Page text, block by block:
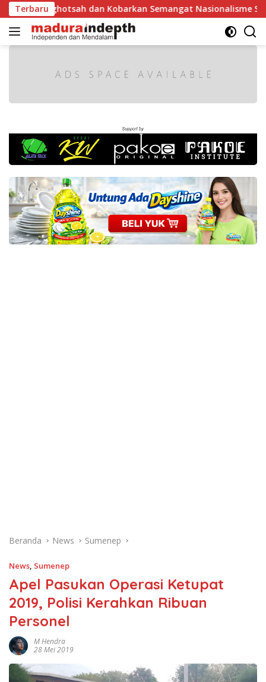
Langsung
ke
konten
Terbarudan Kobarkan Semangat Nasionalisme Siswa
Beranda News Sumenep
News, Sumenep
Apel Pasukan Operasi Ketupat
2019, Polisi Kerahkan Ribuan
Personel
M Hendra
28 Mei 2019